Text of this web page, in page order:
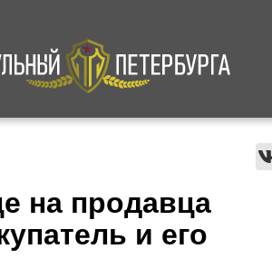
Происшествия
на продавца
и его